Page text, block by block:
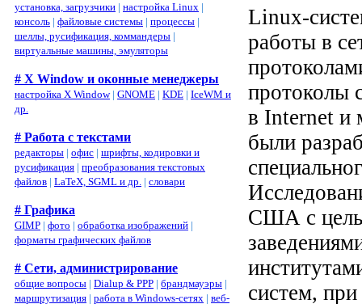
установка, загрузчики | настройка Linux |
консоль | файловые системы | процессы |
шеллы, русификация, коммандеры |
виртуальные машины, эмуляторы
# X Window и оконные менеджеры
настройка X Window| GNOME | KDE | IceWM и
др.
# Работа с текстами
редакторы | офис | шрифты, кодировки и
русификация | преобразования текстовых
файлов | LaTeX, SGML и др. | словари
# Графика
GIMP | фото | обработка изображений |
форматы графических файлов
# Сети, администрирование
общие вопросы | Dialup & PPP | брандмауэры |
маршрутизация | работа в Windows-сетях | веб-
Linux-
работы в
протоколы
в Internet и
были
США с
систем,